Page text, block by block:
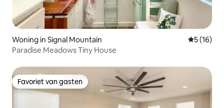
Woning in Signal Mountain
5 (16)
Paradise Meadows Tiny House
Favoriet van gasten
Favoriet van gasten